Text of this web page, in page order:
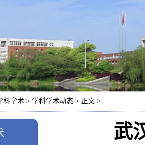
科学术 > 学科学术动态 > 正文 >
武